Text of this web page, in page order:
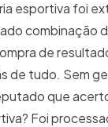
esportiva foi
combinação
de
de tudo. Sem
que
Foi